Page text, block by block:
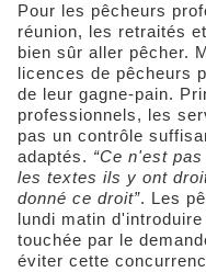
Pour les pêcheurs
réunion, les retraités
bien sûr aller pêcher.
licences de pêcheurs
de leur gagne-pain.
professionnels, les
pas un contrôle
adaptés. “Ce n'est
les textes ils y ont
donné ce droit”. Les
lundi matin
touchée par le
éviter cette